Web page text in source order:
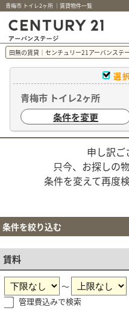
青梅市 トイレ2ヶ所 ｜賃貸物件一覧
田無の賃貸｜センチュリー21アーバンステ
選
青梅市 トイレ2ヶ所
条件を変更
申し訳ご
只今、お探しの
条件を変えて再度
条件を絞り込む
賃料
～
管理費込みで検索